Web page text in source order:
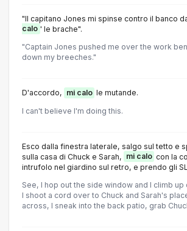
"Il capitano Jones mi spinse contro il banco
calo ' le brache".
"Captain Jones pushed me over the work
down my breeches."
D'accordo, mi calo le mutande.
I can't believe I'm doing this.
Esco dalla finestra laterale, salgo sul tetto e
sulla casa di Chuck e Sarah, mi calo con la
intrufolo nel giardino sul retro, e prendo gli
See, I hop out the side window and I climb
I shoot a cord over to Chuck and Sarah's
across, I sneak into the back patio, grab